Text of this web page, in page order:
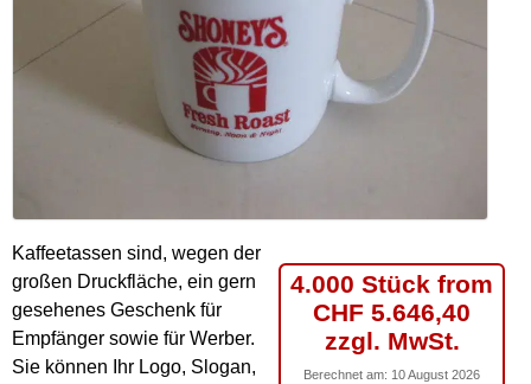
4.000 Stück from
CHF 5.646,40
zzgl. MwSt.
Berechnet am: 10 August 2026
Kaffeetassen sind, wegen der
großen Druckfläche, ein gern
gesehenes Geschenk für
Empfänger sowie für Werber.
Sie können Ihr Logo, Slogan,